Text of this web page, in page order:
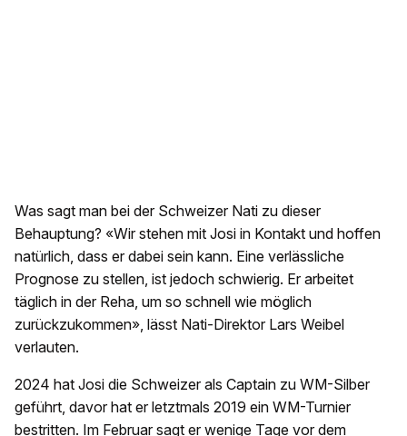
Was sagt man bei der Schweizer Nati zu dieser
Behauptung? «Wir stehen mit Josi in Kontakt und hoffen
natürlich, dass er dabei sein kann. Eine verlässliche
Prognose zu stellen, ist jedoch schwierig. Er arbeitet
täglich in der Reha, um so schnell wie möglich
zurückzukommen», lässt Nati-Direktor Lars Weibel
verlauten.
2024 hat Josi die Schweizer als Captain zu WM-Silber
geführt, davor hat er letztmals 2019 ein WM-Turnier
bestritten. Im Februar sagt er wenige Tage vor dem